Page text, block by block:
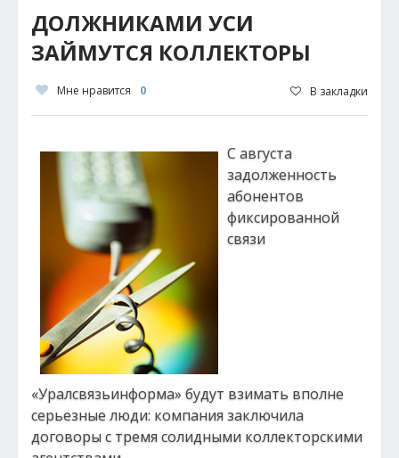
ДОЛЖНИКАМИ УСИ
ЗАЙМУТСЯ КОЛЛЕКТОРЫ
Мне нравится 0 В закладки
С августа
задолженность
абонентов
фиксированной
связи
«Уралсвязьинформа» будут взимать вполне
серьезные люди: компания заключила
договоры с тремя солидными коллекторскими